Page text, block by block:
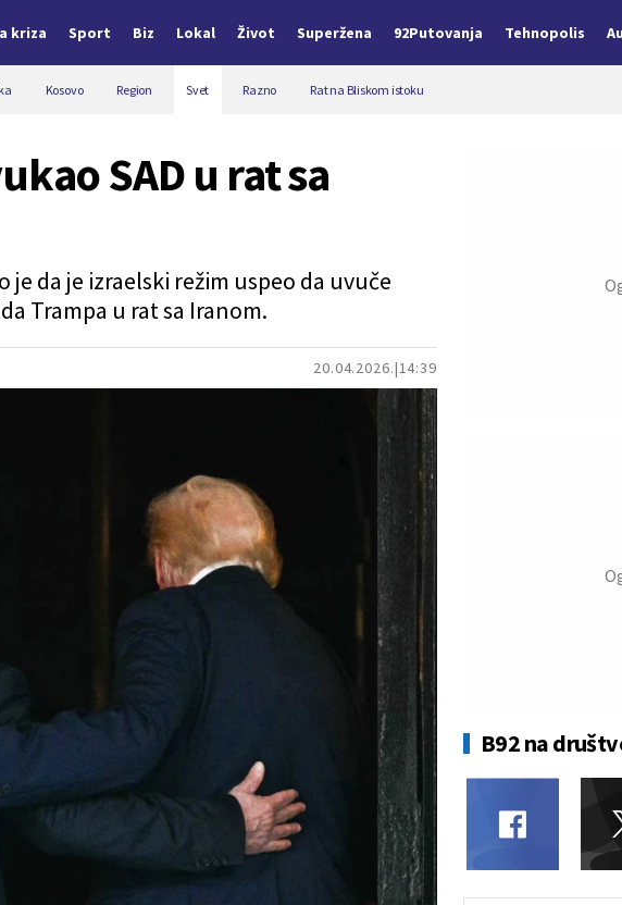
kriza Sport Biz Lokal Život Superžena 92Putovanja Tehnopolis
Kosovo Region Svet Razno Rat na Bliskom istoku
20.04.2026. 14:39
SAD u rat sa
da je izraelski režim uspeo da uvuče
Trampa u rat sa Iranom.
B92 na